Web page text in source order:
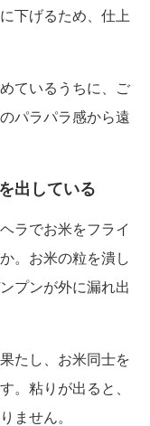
下げるため、仕上
ているうちに、ご
パラパラ感から遠
出している
ラでお米をフライ
。お米の粒を潰し
プンが外に漏れ出
たし、お米同士を
。粘りが出ると、
ません。